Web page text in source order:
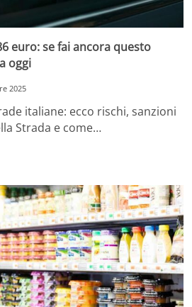
euro: se fai ancora questo
oggi
2025
italiane: ecco rischi, sanzioni
Strada e come…